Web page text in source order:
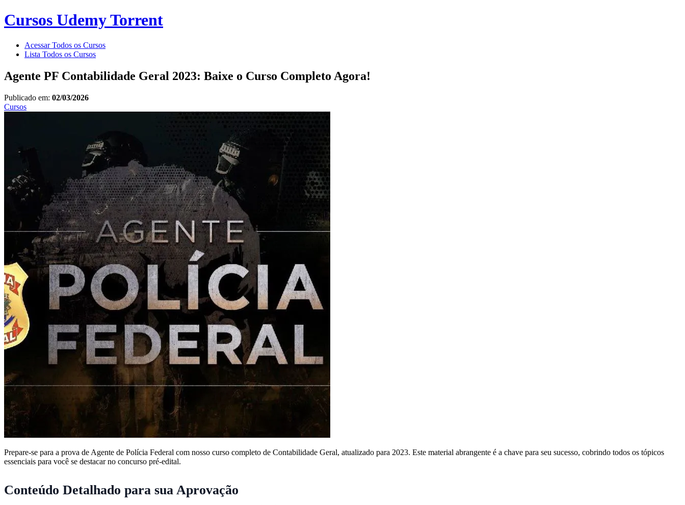
Cursos Udemy Torrent
Acessar Todos os Cursos
Lista Todos os Cursos
Agente PF Contabilidade Geral 2023: Baixe o Curso Completo Agora!
Publicado em: 02/03/2026
Cursos
Prepare-se para a prova de Agente de Polícia Federal com nosso curso completo de Contabilidade Geral, atualizado para 2023. Este material abrangente é a chave para seu sucesso, cobrindo todos os tópicos
essenciais para você se destacar no concurso pré-edital.
Conteúdo Detalhado para sua Aprovação